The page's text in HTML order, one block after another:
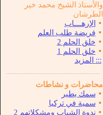
والأستاذ الشيخ محمد خير
الطرشان
▪
الإرهـــاب
▪ فريضة طلب العلم
▪ خلق الحلم 2
▪ خلق الحلم 1
::: المزيد
محاضرات و نشاطات
▪ سمك يطير
▪ سمية في تركيا
▪ ندوة الشباب ومشكلاتهم 2